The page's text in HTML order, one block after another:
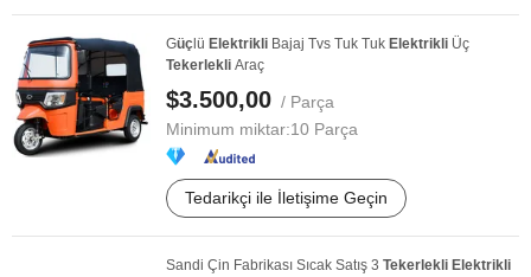
Güç lü Elektrikli Bajaj Tvs Tuk Tuk Elektrikli Üç
Tekerlekli Araç
$3.500,00 / Parça
Minimum miktar:10 Parça
Tedarikçi ile İletişime Geçin
Sandi Çin Fabrikası Sıcak Satış 3 Tekerlekli Elektrikli